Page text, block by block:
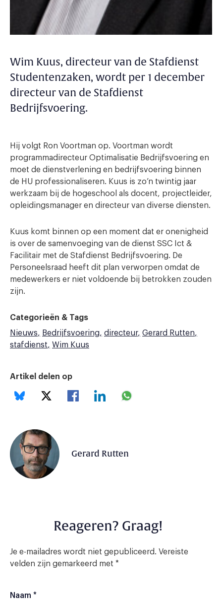
Wim Kuus, directeur van de Stafdienst
Studentenzaken, wordt per 1 december
directeur van de Stafdienst
Bedrijfsvoering.
Hij volgt Ron Voortman op. Voortman wordt
programmadirecteur Optimalisatie Bedrijfsvoering en
moet de dienstverlening en bedrijfsvoering binnen
de HU professionaliseren. Kuus is zo’n twintig jaar
werkzaam bij de hogeschool als docent, projectleider,
opleidingsmanager en directeur van diverse diensten.
Kuus komt binnen op een moment dat er onenigheid
is over de samenvoeging van de dienst SSC Ict &
Facilitair met de Stafdienst Bedrijfsvoering. De
Personeelsraad heeft dit plan verworpen omdat de
medewerkers er niet voldoende bij betrokken zouden
zijn.
Categorieën & Tags
Nieuws
Bedrijfsvoering directeur Gerard Rutten
stafdienst
Wim Kuus
Artikel delen op
Gerard Rutten
Reageren? Graag!
Je e-mailadres wordt niet gepubliceerd. Vereiste
velden zijn gemarkeerd met *
Naam *